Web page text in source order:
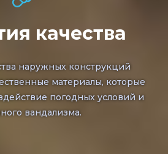
качества
наружных конструкций
материалы, которые
погодных условий и
вандализма.